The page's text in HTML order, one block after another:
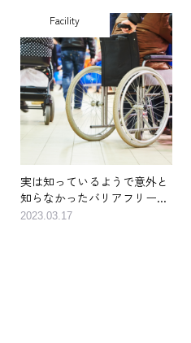
Facility
実は知っているようで意外と
知らなかったバリアフリー...
2023.03.17